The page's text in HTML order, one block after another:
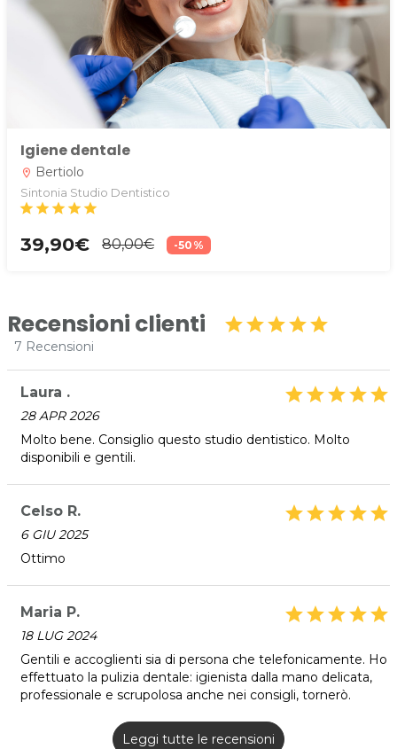
Igiene dentale
location_on Bertiolo
Sintonia Studio Dentistico
star star star star star
39,90€ 80,00€ -50%
Recensioni clienti starstarstarstarstar
7 Recensioni
Laura .
28 APR 2026
star
star
star
star
star
Molto bene. Consiglio questo studio dentistico. Molto
disponibili e gentili.
Celso R.
6 GIU 2025
star
star
star
star
star
Ottimo
Maria P.
18 LUG 2024
star
star
star
star
star
Gentili e accoglienti sia di persona che telefonicamente. Ho
effettuato la pulizia dentale: igienista dalla mano delicata,
professionale e scrupolosa anche nei consigli, tornerò.
Leggi tutte le recensioni